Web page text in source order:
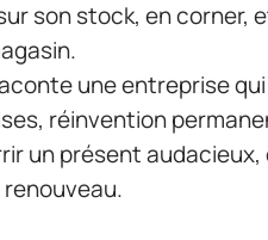
son stock, en corner,
une entreprise
réinvention
un présent